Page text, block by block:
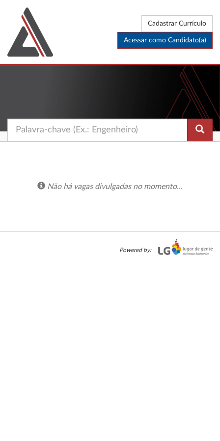
Cadastrar Currículo
Acessar como Candidato(a)
Não há vagas divulgadas no momento...
Powered by: